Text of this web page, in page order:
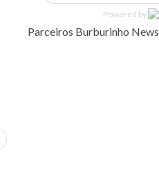
Powered by
Parceiros Burburinho News